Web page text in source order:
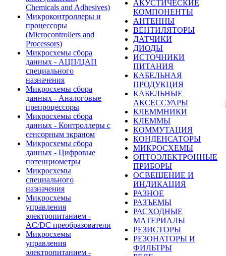
Chemicals and Adhesives)
Микроконтроллеры и
процессоры
(Microcontrollers and
Processors)
Микросхемы сбора
данных - АЦП/ЦАП
специального
назначения
Микросхемы сбора
данных - Аналоговые
препроцессоры
Микросхемы сбора
данных - Контроллеры с
сенсорным экраном
Микросхемы сбора
данных - Цифровые
потенциометры
Микросхемы
специального
назначения
Микросхемы
управления
электропитанием -
AC/DC преобразователи
Микросхемы
управления
электропитанием -
АКУСТИЧЕСКИЕ
КОМПОНЕНТЫ
АНТЕННЫ
ВЕНТИЛЯТОРЫ
ДАТЧИКИ
ДИОДЫ
ИСТОЧНИКИ
ПИТАНИЯ
КАБЕЛЬНАЯ
ПРОДУКЦИЯ
КАБЕЛЬНЫЕ
АКСЕССУАРЫ
КЛЕММНИКИ
КЛЕММЫ
КОММУТАЦИЯ
КОНДЕНСАТОРЫ
МИКРОСХЕМЫ
ОПТОЭЛЕКТРОННЫЕ
ПРИБОРЫ
ОСВЕЩЕНИЕ И
ИНДИКАЦИЯ
РАЗНОЕ
РАЗЪЕМЫ
РАСХОДНЫЕ
МАТЕРИАЛЫ
РЕЗИСТОРЫ
РЕЗОНАТОРЫ И
ФИЛЬТРЫ